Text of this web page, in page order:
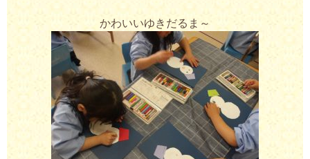
かわいいゆきだるま～